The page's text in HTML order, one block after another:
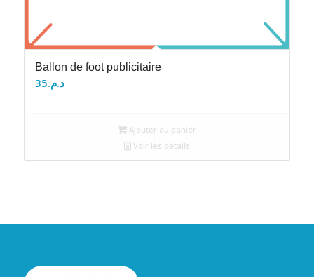
Ballon de foot publicitaire
د.م.35
Ajouter au panier
Voir les détails